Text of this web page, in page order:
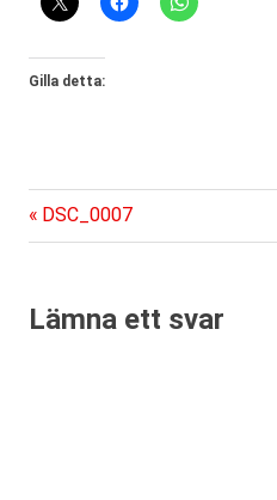
Gilla detta:
Inläggsnavigering
Föregående
inlägg:
DSC_0007
Lämna ett svar